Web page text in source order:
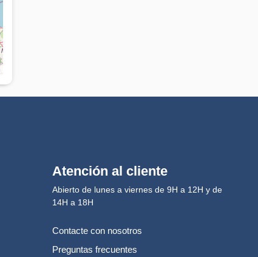
Atención al cliente
Abierto de lunes a viernes de 9H a 12H y de
14H a 18H
Contacte con nosotros
Preguntas frecuentes